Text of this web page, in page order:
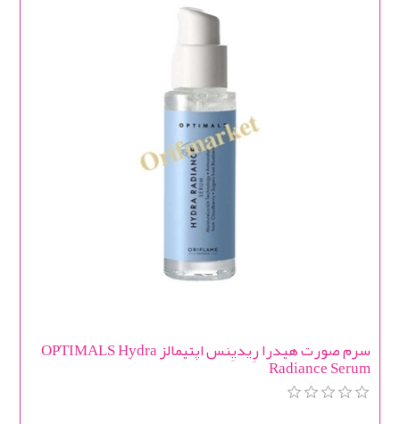
سرم صورت هیدرا رِیدیِنس اپتیمالز OPTIMALS Hydra
Radiance Serum